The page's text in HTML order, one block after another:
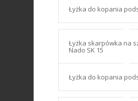
Łyżka do kopania
Łyżka skarpówka na
Nado SK 15
Łyżka do kopania